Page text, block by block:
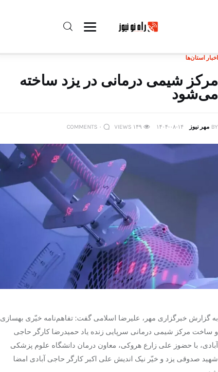
درباره راه‌ نو نیوز
حفظ حریم شخصی
تبلیغات راه نو نیوز
آوین دیلی
تک کده
پایگاه خبری آبان
خرید موتور ایمپلنت
اخبار استان‌ها
مرکز شیمی درمانی در یزد ساخته
می‌شود
BY مهر نیوز ۱۴۰۴-۰۸-۱۴ ۱۴۹ VIEWS ۰ COMMENTS
به گزارش خبرگزاری مهر، علیرضا اسلامی گفت: تفاهم‌نامه خیّری بهسازی
و ساخت مرکز شیمی درمانی سرپایی زنده یاد حمیدرضا کارگر حاجی
آبادی، با حضوز علی زارع هروکی، معاون درمان دانشگاه علوم پزشکی
شهید صدوقی یزد و خیّر نیک اندیش علی اکبر کارگر حاجی آبادی امضا